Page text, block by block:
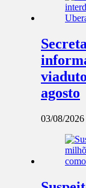
agosto
03/08/2026